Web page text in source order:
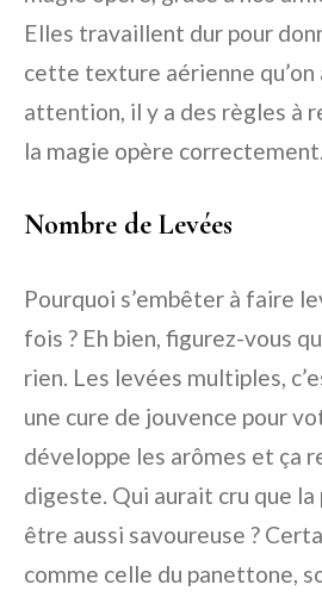
Elles travaillent dur pour
cette texture aérienne
attention, il y a des règles à
la magie opère correctement.
Nombre de Levées
Pourquoi s’embêter à faire
fois ? Eh bien, figurez-vous
rien. Les levées multiples,
une cure de jouvence pour
développe les arômes et ça
digeste. Qui aurait cru que
être aussi savoureuse ?
comme celle du panettone,